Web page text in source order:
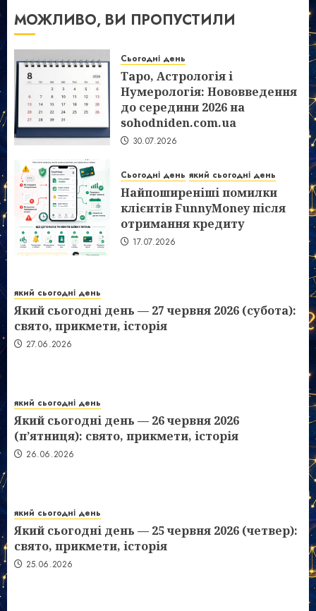
МОЖЛИВО, ВИ ПРОПУСТИЛИ
Сьогодні день
Таро, Астрологія і
Нумерологія: Нововведення
до середини 2026 на
sohodniden.com.ua
30.07.2026
Сьогодні день який сьогодні день
Найпоширеніші помилки
клієнтів FunnyMoney після
отримання кредиту
17.07.2026
який сьогодні день
Який сьогодні день — 27 червня 2026 (субота):
свято, прикмети, історія
27.06.2026
який сьогодні день
Який сьогодні день — 26 червня 2026
(п’ятниця): свято, прикмети, історія
26.06.2026
який сьогодні день
Який сьогодні день — 25 червня 2026 (четвер):
свято, прикмети, історія
25.06.2026